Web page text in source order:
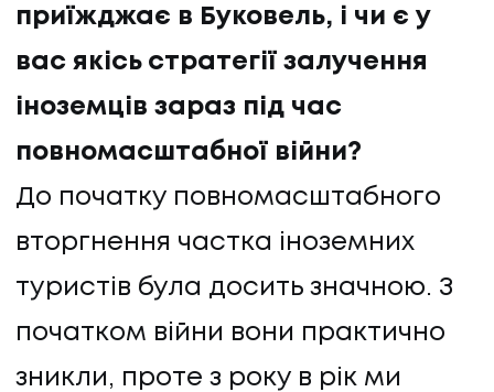
приїжджає в Буковель, і чи є у
вас якісь стратегії залучення
іноземців зараз під час
повномасштабної війни?
До початку повномасштабного
вторгнення частка іноземних
туристів була досить значною. З
початком війни вони практично
зникли, проте з року в рік ми